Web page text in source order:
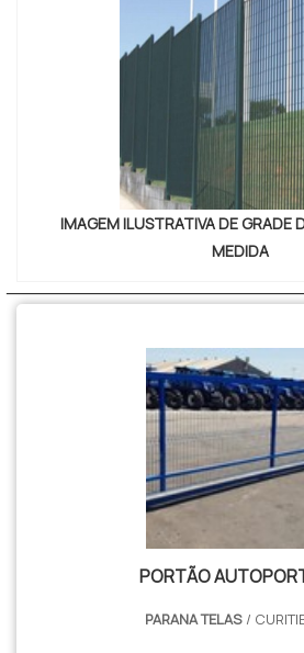
IMAGEM ILUSTRATIVA DE GRADE
MEDIDA
PORTÃO
PARANA TELAS /